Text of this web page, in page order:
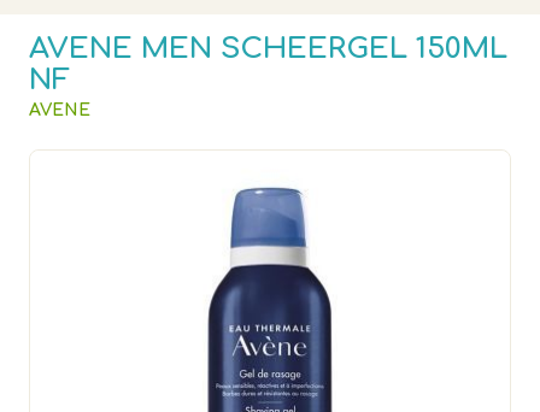
AVENE MEN SCHEERGEL 150ML
NF
AVENE